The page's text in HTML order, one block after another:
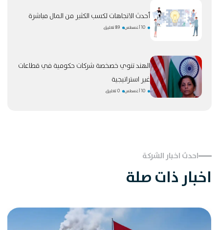
أحدث الاتجاهات لكسب الكثير من المال مباشرة
10 أغسطس 89 تعليق
الهند تنوي خصخصة شركات حكومية في قطاعات
غير استراتيجية
10 أغسطس 0 تعليق
احدث اخبار الشركة
اخبار ذات صلة